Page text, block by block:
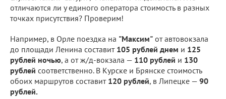
отличаются ли у единого оператора стоимость в разных
точках присутствия? Проверим!
Например, в Орле поездка на "Максим" от автовокзала
до площади Ленина составит 105 рублей днем и 125
рублей ночью, а от ж/д-вокзала — 110 рублей и 130
рублей соответственно. В Курске и Брянске стоимость
обоих маршрутов составит 120 рублей, в Липецке — 90
рублей.